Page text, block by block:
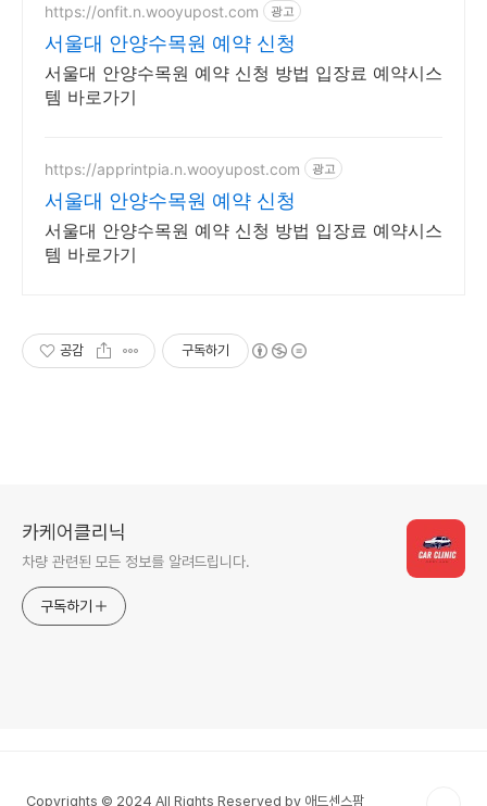
https://onfit.n.wooyupost.com 광고
서울대 안양수목원 예약 신청
서울대 안양수목원 예약 신청 방법 입장료 예약시스
템 바로가기
https://apprintpia.n.wooyupost.com 광고
서울대 안양수목원 예약 신청
서울대 안양수목원 예약 신청 방법 입장료 예약시스
템 바로가기
공감 구독하기
카케어클리닉
차량 관련된 모든 정보를 알려드립니다.
구독하기
Copyrights © 2024 All Rights Reserved by 애드센스팜